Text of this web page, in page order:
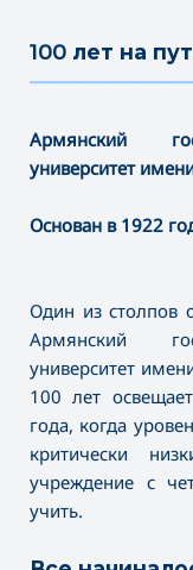
100 лет на
Армянский
университет
Основан в 1922
Один из столпов
Армянский
университет
100 лет
года, когда
критически
учреждение с
учить.